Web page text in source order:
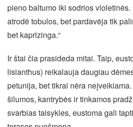
pieno baltumo iki sodrios
atrodė tobulos, bet pardavėja tik
bet kaprizinga.“
Ir štai čia prasideda mitai. Taip,
lisianthus) reikalauja daugiau
petunija, bet tikrai nėra
šilumos, kantrybės ir tinkamos
svarbias taisykles, eustoma gali